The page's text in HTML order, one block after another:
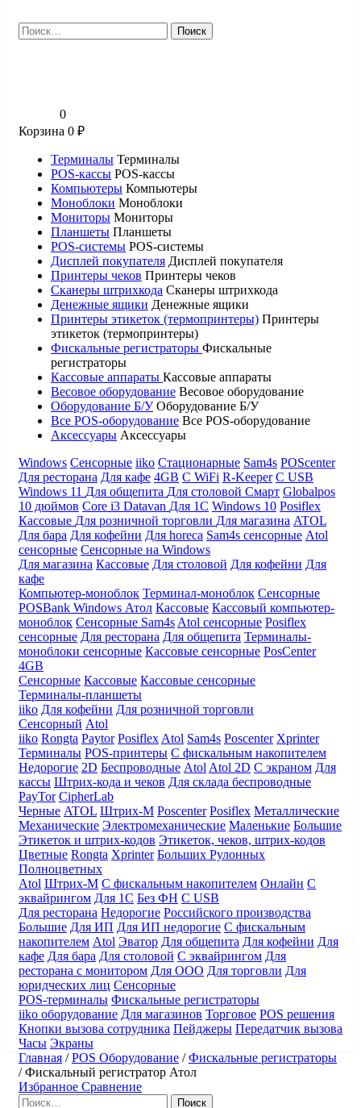
Найти:
0
Корзина 0 ₽
Терминалы Терминалы
POS-кассы POS-кассы
Компьютеры Компьютеры
Моноблоки Моноблоки
Мониторы Мониторы
Планшеты Планшеты
POS-системы POS-системы
Дисплей покупателя Дисплей покупателя
Принтеры чеков Принтеры чеков
Сканеры штрихкода Сканеры штрихкода
Денежные ящики Денежные ящики
Принтеры этикеток (термопринтеры) Принтеры
этикеток (термопринтеры)
Фискальные регистраторы Фискальные
регистраторы
Кассовые аппараты Кассовые аппараты
Весовое оборудование Весовое оборудование
Оборудование Б/У Оборудование Б/У
Все POS-оборудование Все POS-оборудование
Аксессуары Аксессуары
Windows Сенсорные iiko Стационарные Sam4s POScenter
Для ресторана Для кафе 4GB С WiFi R-Keeper С USB
Windows 11 Для общепита Для столовой Смарт Globalpos
10 дюймов Core i3 Datavan Для 1С Windows 10 Posiflex
Кассовые Для розничной торговли Для магазина ATOL
Для бара Для кофейни Для horeca Sam4s сенсорные Atol
сенсорные Сенсорные на Windows
Для магазина Кассовые Для столовой Для кофейни Для
кафе
Компьютер-моноблок Терминал-моноблок Сенсорные
POSBank Windows Атол Кассовые Кассовый компьютер-
моноблок Сенсорные Sam4s Atol сенсорные Posiflex
сенсорные Для ресторана Для общепита Терминалы-
моноблоки сенсорные Кассовые сенсорные PosCenter
4GB
Сенсорные Кассовые Кассовые сенсорные
Терминалы-планшеты
iiko Для кофейни Для розничной торговли
Сенсорный Atol
iiko Rongta Paytor Posiflex Atol Sam4s Poscenter Xprinter
Терминалы POS-принтеры С фискальным накопителем
Недорогие 2D Беспроводные Atol Atol 2D С экраном Для
кассы Штрих-кода и чеков Для склада беспроводные
PayTor CipherLab
Черные ATOL Штрих-М Poscenter Posiflex Металлические
Механические Электромеханические Маленькие Большие
Этикеток и штрих-кодов Этикеток, чеков, штрих-кодов
Цветные Rongta Xprinter Больших Рулонных
Полноцветных
Atol Штрих-М С фискальным накопителем Онлайн С
эквайрингом Для 1С Без ФН С USB
Для ресторана Недорогие Российского производства
Большие Для ИП Для ИП недорогие С фискальным
накопителем Atol Эватор Для общепита Для кофейни Для
кафе Для бара Для столовой С эквайрингом Для
ресторана с монитором Для ООО Для торговли Для
юридческих лиц Сенсорные
POS-терминалы Фискальные регистраторы
iiko оборудование Для магазинов Торговое POS решения
Кнопки вызова сотрудника Пейджеры Передатчик вызова
Часы Экраны
Главная /POS Оборудование /Фискальные регистраторы
/Фискальный регистратор Атол
Избранное Сравнение
Найти: